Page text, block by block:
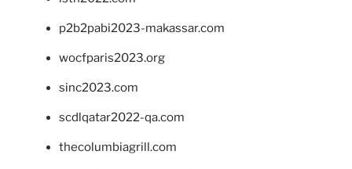
p2b2pabi2023-makassar.com
wocfparis2023.org
sinc2023.com
scdlqatar2022-qa.com
thecolumbiagrill.com